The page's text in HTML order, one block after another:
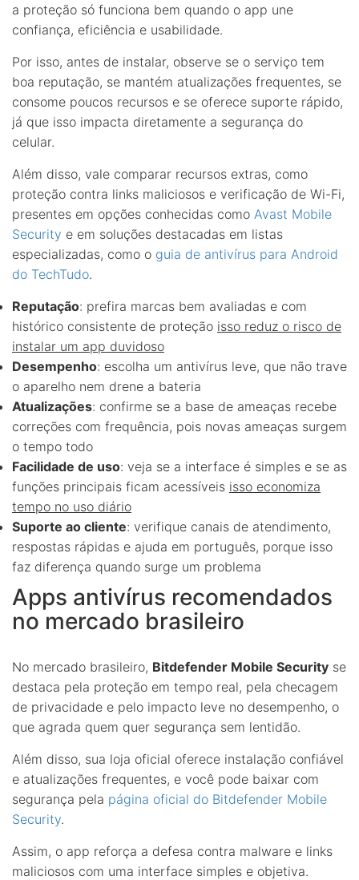
a proteção só funciona bem quando o app une
confiança, eficiência e usabilidade.
Por isso, antes de instalar, observe se o serviço tem
boa reputação, se mantém atualizações frequentes, se
consome poucos recursos e se oferece suporte rápido,
já que isso impacta diretamente a segurança do
celular.
Além disso, vale comparar recursos extras, como
proteção contra links maliciosos e verificação de Wi-Fi,
presentes em opções conhecidas como Avast Mobile
Security e em soluções destacadas em listas
especializadas, como o guia de antivírus para Android
do TechTudo.
Reputação: prefira marcas bem avaliadas e com
histórico consistente de proteção isso reduz o risco de
instalar um app duvidoso
Desempenho: escolha um antivírus leve, que não trave
o aparelho nem drene a bateria
Atualizações: confirme se a base de ameaças recebe
correções com frequência, pois novas ameaças surgem
o tempo todo
Facilidade de uso: veja se a interface é simples e se as
funções principais ficam acessíveis isso economiza
tempo no uso diário
Suporte ao cliente: verifique canais de atendimento,
respostas rápidas e ajuda em português, porque isso
faz diferença quando surge um problema
Apps antivírus recomendados
no mercado brasileiro
No mercado brasileiro, Bitdefender Mobile Security se
destaca pela proteção em tempo real, pela checagem
de privacidade e pelo impacto leve no desempenho, o
que agrada quem quer segurança sem lentidão.
Além disso, sua loja oficial oferece instalação confiável
e atualizações frequentes, e você pode baixar com
segurança pela página oficial do Bitdefender Mobile
Security.
Assim, o app reforça a defesa contra malware e links
maliciosos com uma interface simples e objetiva.